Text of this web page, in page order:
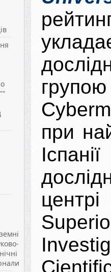
групою
при
Іспанії